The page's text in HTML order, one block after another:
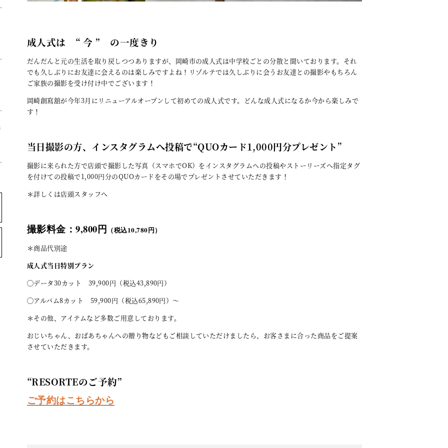
成人式は “ 今 ” の一度きり
だんだんと元の生活を取り戻しつつありますが、岡崎市の成人式は中学校ごとの分散と聞いております。それ
でも久しぶりにお友達に会えるのは楽しみですよね！リゾルテでは久しぶりに会うお友達との撮影やもちろん
ご家族の撮影を受け付け中でございます！
岡崎創寫舘が今年3月にリニューアルオープンして初めての成人式です。どんな成人式になるか今から楽しみで
す！
当日撮影の方、インスタグラムへ投稿で“QUOカード1,000円分プレゼント”
撮影に来られた方で店頭で撮影した写真（スマホでOK）をインスタグラムへの投稿やストーリーズへ指定タグ
を付けての投稿で1,000円分のQUOカードをその場でプレゼントさせていただきます！
＊詳しくは店頭スタッフへ
撮影料金：9,800円 （税込10,780円）
＊商品代別途
成人式当日特別プラン
◯データ30カット 39,900円（税込43,890円）
◯アルバム8カット 59,900円（税込65,890円）〜
＊その他、アイテムなど多数ご用意しております。
おじいちゃん、おばあちゃんへの贈り物などもご相談していただけましたら、お客さまに合った商品をご提案
させていただきます。
“RESORTEのご予約”
ご予約はこちらから